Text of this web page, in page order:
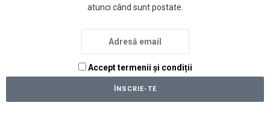
atunci când sunt postate.
Accept termenii și condiții